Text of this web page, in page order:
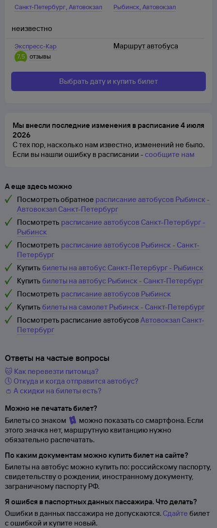
Санкт-Петербург,Автовокзал Рыбинск,Автовокзал
Экспресс-Кар
7,5
отзывы
неизвестно
Маршрут автобуса
Выбрать дату и купить билет
Мы внесли последние изменения в расписание 4 июля
2026
С тех пор, насколько нам известно, изменений не было.
Если вы нашли ошибку в расписании -сообщите нам
А еще здесь можно
Посмотреть обратное расписание автобусов Рыбинск -
Автовокзал Санкт-Петербург
Посмотреть расписание автобусов Санкт-Петербург -
Рыбинск
Посмотреть расписание автобусов Рыбинск - Санкт-
Петербург
Купить билеты на автобус Санкт-Петербург - Рыбинск
Купить билеты на автобус Рыбинск - Санкт-Петербург
Посмотреть расписание автобусов Рыбинск
Купить билеты на самолет Рыбинск - Санкт-Петербург
Посмотреть расписание автобусовАвтовокзал Санкт-
Петербург
Ответы на частые вопросы
🐱 Как перевезти питомца?
🕔 Откуда и когда отправится автобус?
👛 А скидки на билеты есть?
Можно не печатать билет?
Билеты со знаком
можно показать со смартфона. Если
этого значка нет, маршрутную квитанцию нужно
обязательно распечатать.
По каким документам можно купить билет на сайте?
Билеты на автобус можно купить по: российскому паспорту,
свидетельству о рождении, иностранному документу,
заграничному паспорту РФ.
Я ошибся в паспортных данных пассажира. Что делать?
Ошибки в данных пассажира не допускаются. Сдайте билет
с ошибкой и купите новый.